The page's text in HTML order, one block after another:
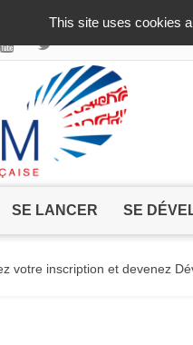
SE LANCER SE
votre inscription et devenez
This site uses cookies